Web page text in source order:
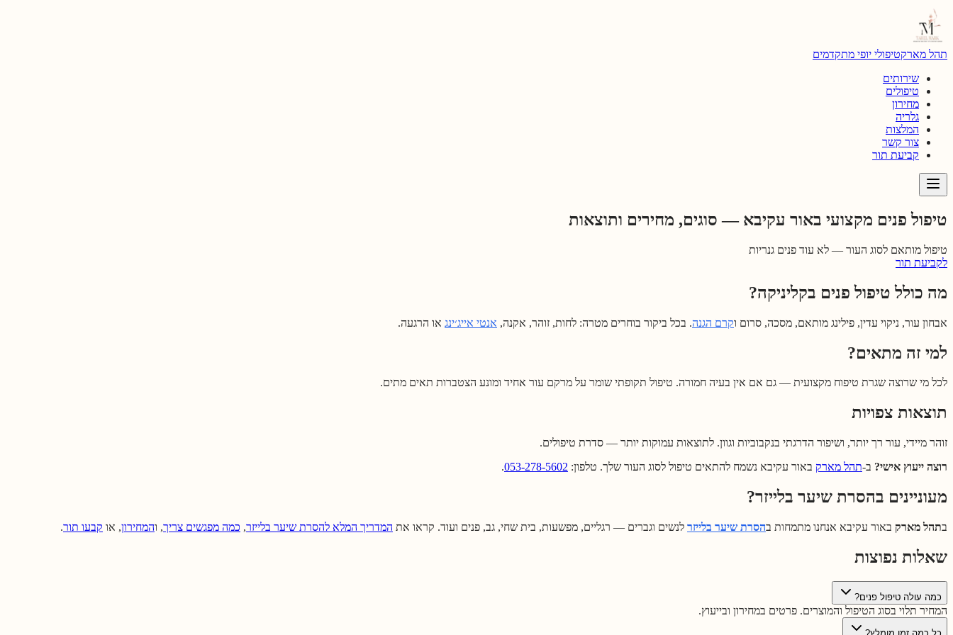
דילוג לתוכן הראשי
תהל מארקטיפולי יופי מתקדמים
שירותים
טיפולים
מחירון
גלריה
המלצות
צור קשר
קביעת תור
טיפול פנים מקצועי באור עקיבא — סוגים, מחירים ותוצאות
טיפול מותאם לסוג העור — לא עוד פנים גנריות
לקביעת תור
מה כולל טיפול פנים בקליניקה?
אבחון עור, ניקוי עדין, פילינג מותאם, מסכה, סרום וקרם הגנה. בכל ביקור בוחרים מטרה: לחות, זוהר, אקנה, אנטי אייג׳ינג או הרגעה.
למי זה מתאים?
לכל מי שרוצה שגרת טיפוח מקצועית — גם אם אין בעיה חמורה. טיפול תקופתי שומר על מרקם עור אחיד ומונע הצטברות תאים מתים.
תוצאות צפויות
זוהר מיידי, עור רך יותר, ושיפור הדרגתי בנקבוביות וגוון. לתוצאות עמוקות יותר — סדרת טיפולים.
רוצה ייעוץ אישי? ב-תהל מארק באור עקיבא נשמח להתאים טיפול לסוג העור שלך. טלפון: 053-278-5602
.
מעוניינים בהסרת שיער בלייזר?
בתהל מארק באור עקיבא אנחנו מתמחות בהסרת שיער בלייזר לנשים וגברים — רגליים, מפשעות, בית שחי, גב, פנים ועוד. קראו את המדריך המלא להסרת שיער בלייזר, כמה מפגשים צריך, והמחירון, או קבעו תור.
שאלות נפוצות
כמה עולה טיפול פנים?
המחיר תלוי בסוג הטיפול והמוצרים. פרטים במחירון ובייעוץ.